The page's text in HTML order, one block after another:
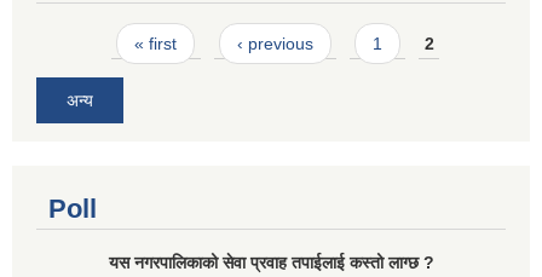
Pages« first ‹ previous 1 2
अन्य
Poll
यस नगरपालिकाको सेवा प्रवाह तपाईलाई कस्तो लाग्छ ?